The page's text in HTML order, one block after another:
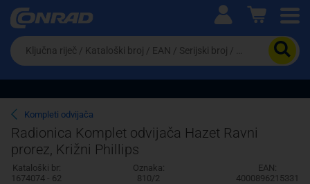
Ova postavka prilagođava asortiman proizvoda i
cijene vašim potrebama.
Pravno lice
Da
biste
potražili
proizvod,
unesite
ključnu
riječ,
kataloški
broj,
EAN
ili
Kompleti odvijača
Radionica Komplet odvijača Hazet Ravni
prorez, Križni Phillips
Kataloški br:
1674074 - 62
Oznaka:
810/2
EAN:
4000896215331